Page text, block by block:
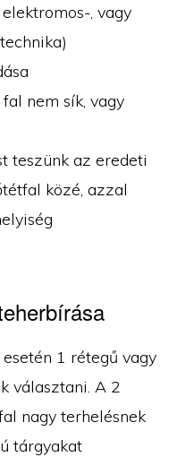
, vagy
nem sík, vagy
teszünk az eredeti
közé, azzal
1 rétegű vagy
választani. A 2
nagy terhelésnek
tárgyakat